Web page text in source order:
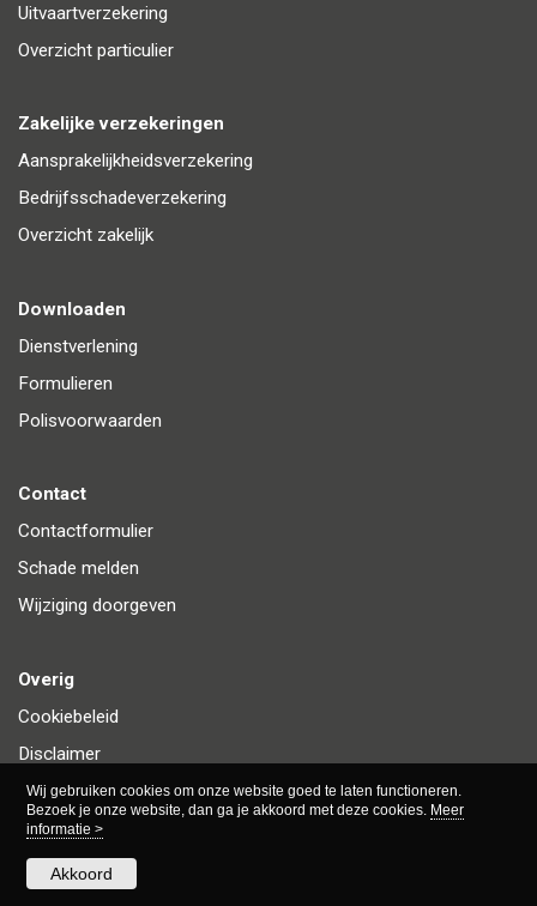
Wij gebruiken cookies om onze website goed te laten functioneren.
Bezoek je onze website, dan ga je akkoord met deze cookies. Meer
informatie >
Akkoord
Uitvaartverzekering
Overzicht particulier
Zakelijke verzekeringen
Aansprakelijkheidsverzekering
Bedrijfsschadeverzekering
Overzicht zakelijk
Downloaden
Dienstverlening
Formulieren
Polisvoorwaarden
Contact
Contactformulier
Schade melden
Wijziging doorgeven
Overig
Cookiebeleid
Disclaimer
Privacy